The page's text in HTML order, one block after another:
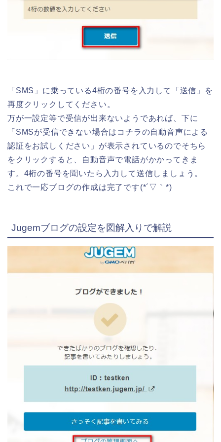
「SMS」に乗っている4桁の番号を入力して「送信」を
再度クリックしてください。
万が一設定等で受信が出来ないようであれば、下に
「SMSが受信できない場合はコチラの自動音声による
認証をお試しください」が表示されているのでそちら
をクリックすると、自動音声で電話がかかってきま
す。4桁の番号を聞いたら入力して送信しましょう。
これで一応ブログの作成は完了です(*´▽｀*)
Jugemブログの設定を図解入りで解説